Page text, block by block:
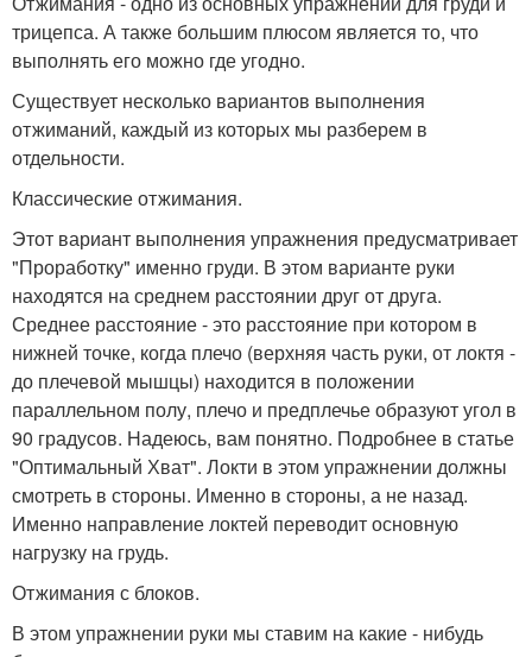
трицепса. А также большим плюсом является то, что
выполнять его можно где угодно.
Существует несколько вариантов выполнения
отжиманий, каждый из которых мы разберем в
отдельности.
Классические отжимания.
Этот вариант выполнения упражнения предусматривает
"Проработку" именно груди. В этом варианте руки
находятся на среднем расстоянии друг от друга.
Среднее расстояние - это расстояние при котором в
нижней точке, когда плечо (верхняя часть руки, от локтя -
до плечевой мышцы) находится в положении
параллельном полу, плечо и предплечье образуют угол в
90 градусов. Надеюсь, вам понятно. Подробнее в статье
"Оптимальный Хват". Локти в этом упражнении должны
смотреть в стороны. Именно в стороны, а не назад.
Именно направление локтей переводит основную
нагрузку на грудь.
Отжимания с блоков.
В этом упражнении руки мы ставим на какие - нибудь